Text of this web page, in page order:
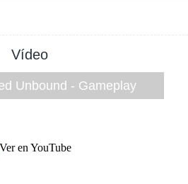
Vídeo
Unbound - Gameplay